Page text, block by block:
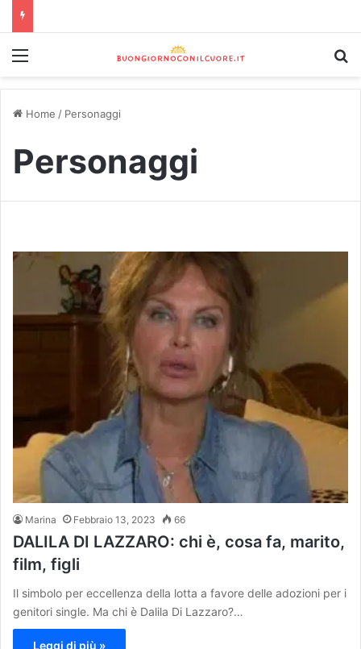
Home / Personaggi
Personaggi
Marina Febbraio 13, 2023 66
DALILA DI LAZZARO: chi è, cosa fa, marito,
film, figli
Il simbolo per eccellenza della lotta a favore delle adozioni per i
genitori single. Ma chi è Dalila Di Lazzaro?…
Leggi di più »